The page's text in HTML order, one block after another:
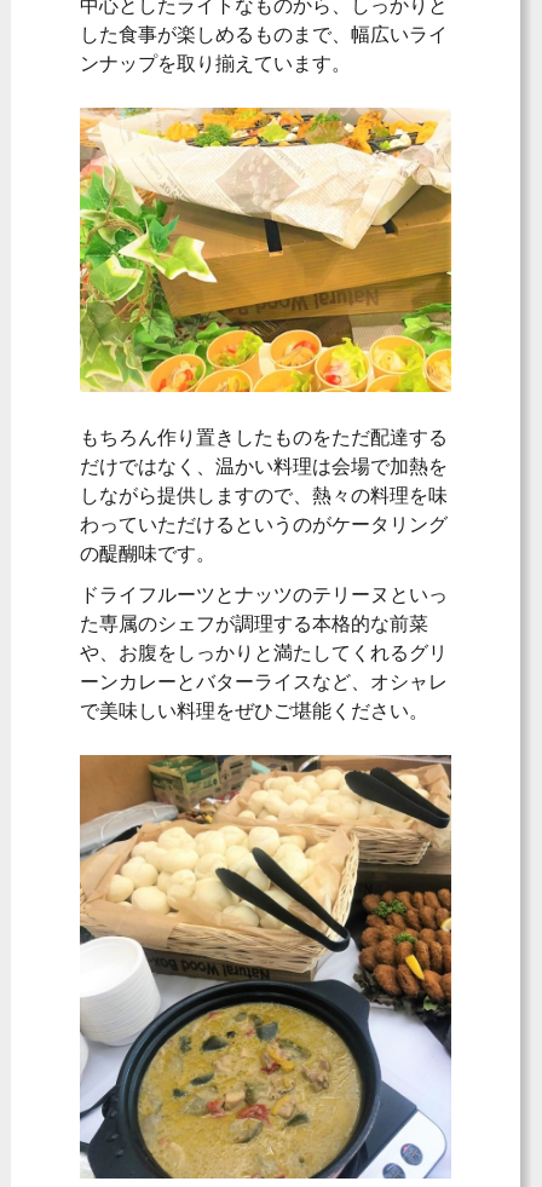
した食事が楽しめるものまで、幅広いライ
ンナップを取り揃えています。
もちろん作り置きしたものをただ配達する
だけではなく、温かい料理は会場で加熱を
しながら提供しますので、熱々の料理を味
わっていただけるというのがケータリング
の醍醐味です。
ドライフルーツとナッツのテリーヌといっ
た専属のシェフが調理する本格的な前菜
や、お腹をしっかりと満たしてくれるグリ
ーンカレーとバターライスなど、オシャレ
で美味しい料理をぜひご堪能ください。